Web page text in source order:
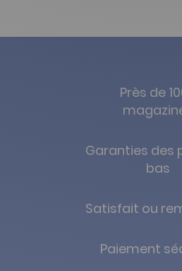
Près de
Garanties des
bas
Satisfait ou
Paiement